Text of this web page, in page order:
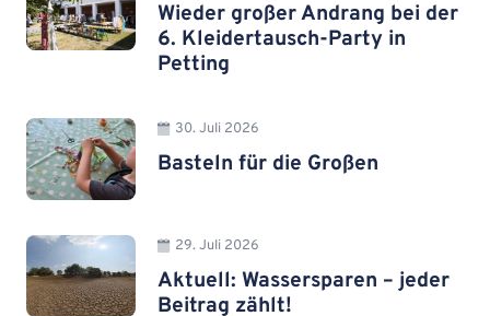
Wieder großer Andrang bei der
6. Kleidertausch-Party in
Petting
30. Juli 2026
Basteln für die Großen
29. Juli 2026
Aktuell: Wassersparen – jeder
Beitrag zählt!